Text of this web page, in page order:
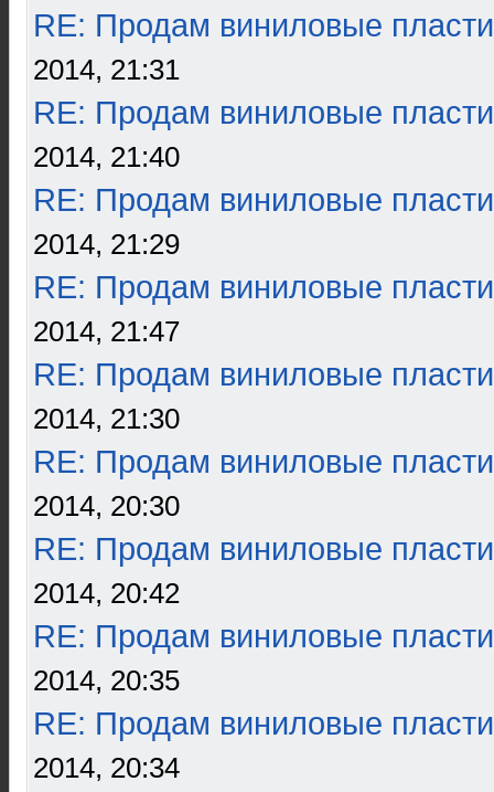
RE: Продам виниловые
2014, 21:31
RE: Продам виниловые
2014, 21:40
RE: Продам виниловые
2014, 21:29
RE: Продам виниловые
2014, 21:47
RE: Продам виниловые
2014, 21:30
RE: Продам виниловые
2014, 20:30
RE: Продам виниловые
2014, 20:42
RE: Продам виниловые
2014, 20:35
RE: Продам виниловые
2014, 20:34